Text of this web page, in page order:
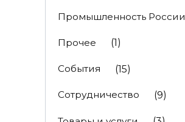
Промышленность России
Прочее (1)
События (15)
Сотрудничество (9)